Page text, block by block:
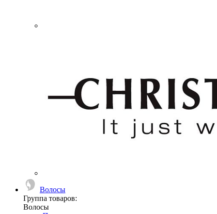
Волосы
Группа товаров:
Волосы